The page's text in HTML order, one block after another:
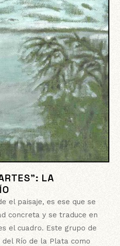
LA
el paisaje, es ese que se
concreta y se traduce en
el cuadro. Este grupo de
Río de la Plata como